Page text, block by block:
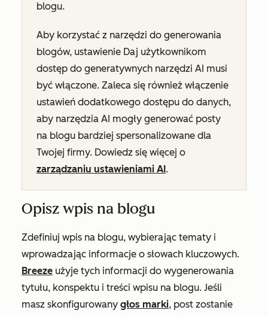
blogu.
Aby korzystać z narzędzi do generowania
blogów, ustawienie Daj użytkownikom
dostęp do generatywnych narzędzi AI musi
być włączone. Zaleca się również włączenie
ustawień dodatkowego dostępu do danych,
aby narzędzia AI mogły generować posty
na blogu bardziej spersonalizowane dla
Twojej firmy. Dowiedz się więcej o
zarządzaniu ustawieniami AI.
Opisz wpis na blogu
Zdefiniuj wpis na blogu, wybierając tematy i
wprowadzając informacje o słowach kluczowych.
Breeze użyje tych informacji do wygenerowania
tytułu, konspektu i treści wpisu na blogu. Jeśli
masz skonfigurowany głos marki, post zostanie